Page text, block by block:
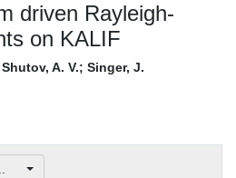
driven Rayleigh-
on KALIF
Shutov, A. V.; Singer, J.
...